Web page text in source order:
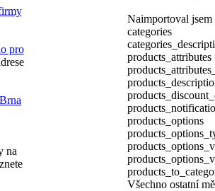
pro
na
Naimportoval
categories
products_attributes
products_options
Všechno ostatní